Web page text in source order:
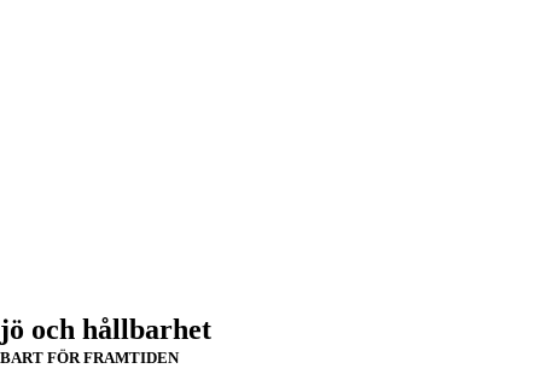
och hållbarhet
FÖR FRAMTIDEN